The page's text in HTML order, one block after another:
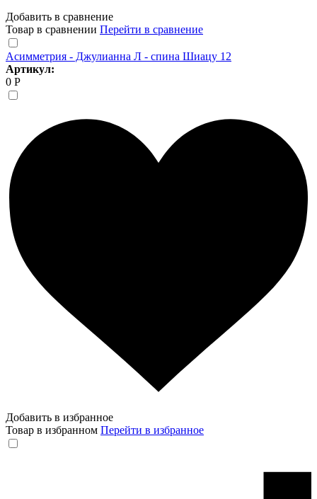
Добавить в сравнение
Товар в сравнении Перейти в сравнение
Асимметрия - Джулианна Л - спина Шиацу 12
Артикул:
0 Р
Добавить в избранное
Товар в избранном Перейти в избранное